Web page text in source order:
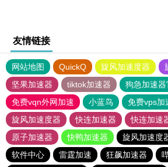
友情链接
网站地图 QuickQ 旋风加速度器
坚果加速器
tiktok加速器
狗急加速器
免费vqn外网加速
小蓝鸟
免费vps加
旋风加速度器
快连加速器
快连加速
原子加速器
快鸭加速器 旋风加速度
软件中心
雷霆加速 狂飙加速器